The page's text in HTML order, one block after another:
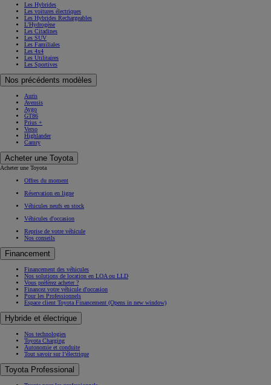
Les Hybrides
Les voitures électriques
Les Hybrides Rechargeables
L'Hydrogène
Les Citadines
Les SUV
Les Familiales
Les 4x4
Les Utilitaires
Les Sportives
Nos précédents modèles
Auris
Avensis
Aygo
GT86
Prius +
Verso
Highlander
Camry
Acheter une Toyota
Acheter une Toyota
Offres du moment
Réservation en ligne
Véhicules neufs en stock
Véhicules d'occasion
Reprise de votre véhicule
Nos conseils
Financement
Financement des véhicules
Nos solutions de location en LOA ou LLD
Vous préférez acheter ?
Financez votre véhicule d'occasion
Pour les Professionnels
Espace client Toyota Financement (Opens in new window)
Hybride et électrique
Nos technologies
Toyota Charging
Autonomie et conduite
Tout savoir sur l’électrique
Toyota Professional